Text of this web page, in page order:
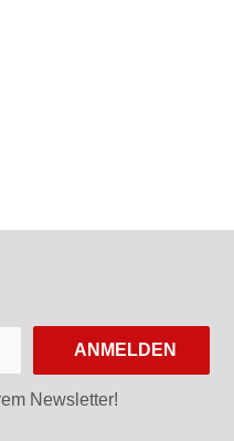
ANMELDEN
Newsletter!